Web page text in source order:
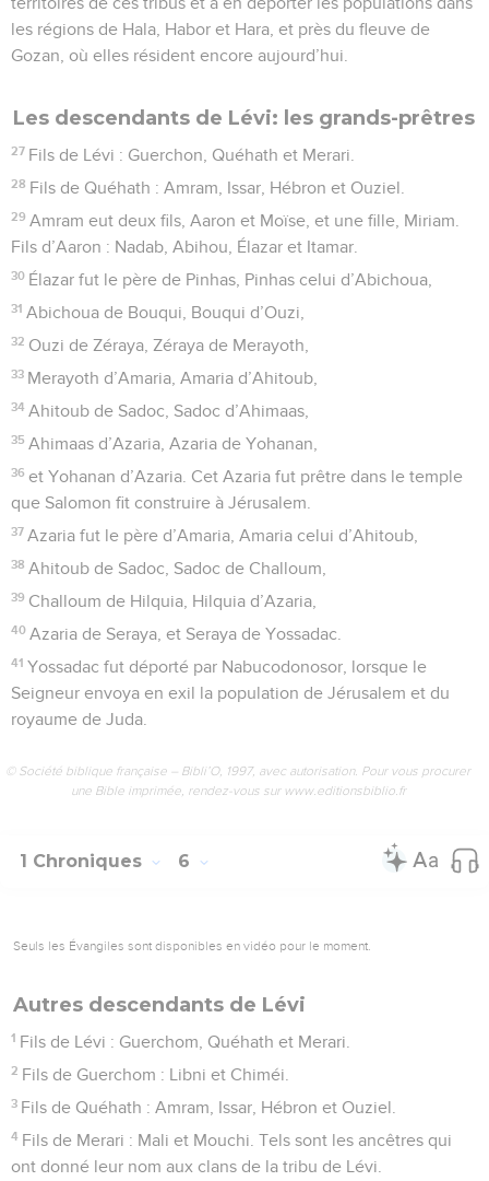
les régions de Hala, Habor et Hara, et près du fleuve de
Gozan, où elles résident encore aujourd’hui.
Les descendants de Lévi: les grands-prêtres
27 Fils de Lévi : Guerchon, Quéhath et Merari.
28 Fils de Quéhath : Amram, Issar, Hébron et Ouziel.
29 Amram eut deux fils, Aaron et Moïse, et une fille, Miriam.
Fils d’Aaron : Nadab, Abihou, Élazar et Itamar.
30 Élazar fut le père de Pinhas, Pinhas celui d’Abichoua,
31 Abichoua de Bouqui, Bouqui d’Ouzi,
32 Ouzi de Zéraya, Zéraya de Merayoth,
33 Merayoth d’Amaria, Amaria d’Ahitoub,
34 Ahitoub de Sadoc, Sadoc d’Ahimaas,
35 Ahimaas d’Azaria, Azaria de Yohanan,
36 et Yohanan d’Azaria. Cet Azaria fut prêtre dans le temple
que Salomon fit construire à Jérusalem.
37 Azaria fut le père d’Amaria, Amaria celui d’Ahitoub,
38 Ahitoub de Sadoc, Sadoc de Challoum,
39 Challoum de Hilquia, Hilquia d’Azaria,
40 Azaria de Seraya, et Seraya de Yossadac.
41 Yossadac fut déporté par Nabucodonosor, lorsque le
Seigneur envoya en exil la population de Jérusalem et du
royaume de Juda.
© Société biblique française – Bibli’O, 1997, avec autorisation. Pour vous procurer
une Bible imprimée, rendez-vous sur www.editionsbiblio.fr
1 Chroniques 6
Seuls les Évangiles sont disponibles en vidéo pour le moment.
Autres descendants de Lévi
1 Fils de Lévi : Guerchom, Quéhath et Merari.
2 Fils de Guerchom : Libni et Chiméi.
3 Fils de Quéhath : Amram, Issar, Hébron et Ouziel.
4 Fils de Merari : Mali et Mouchi. Tels sont les ancêtres qui
ont donné leur nom aux clans de la tribu de Lévi.